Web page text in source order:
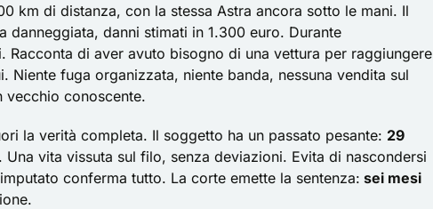
km di distanza, con la stessa Astra ancora sotto le mani. Il
danni stimati in 1.300 euro. Durante
Racconta di aver avuto bisogno di una vettura per raggiungere
Niente fuga organizzata, niente banda, nessuna vendita sul
vecchio conoscente.
la verità completa. Il soggetto ha un passato pesante: 29
vita vissuta sul filo, senza deviazioni. Evita di nascondersi
conferma tutto. La corte emette la sentenza: sei mesi